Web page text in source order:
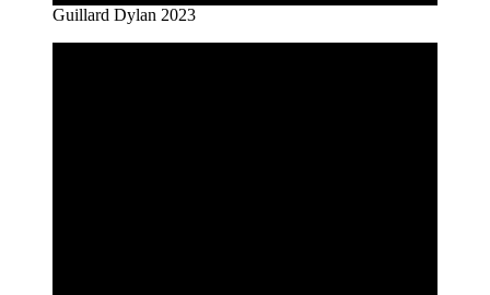
Guillard Dylan 2023